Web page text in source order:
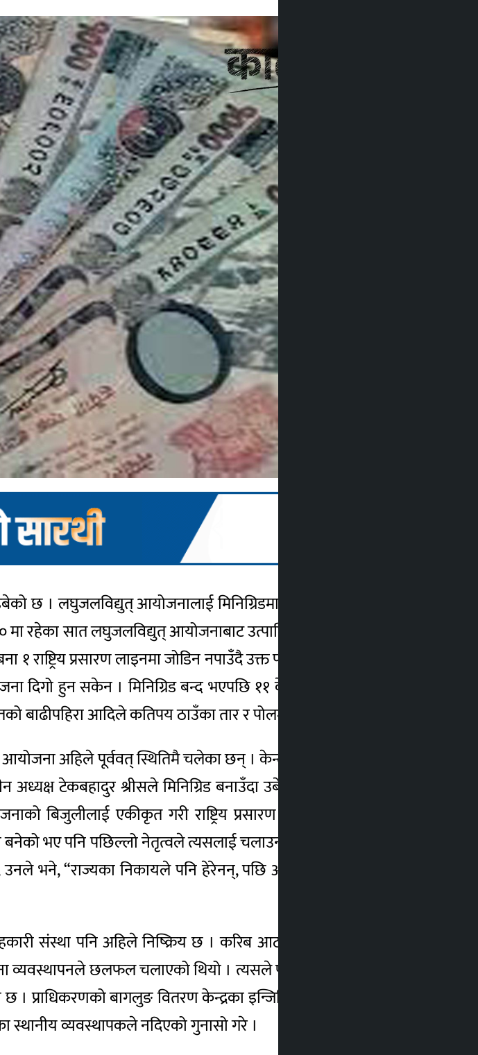
छ । लघुजलविद्युत् आयोजनालाई मिनिग्रिडमार्फत राष्ट्रिय प्रसारण लाइनमा
मा रहेका सात लघुजलविद्युत् आयोजनाबाट उत्पादित बिजुलीलाई एकै ठाउँबाट
१ राष्ट्रिय प्रसारण लाइनमा जोडिन नपाउँदै उक्त परियोजना अलपत्र परेको छ ।
दिगो हुन सकेन । मिनिग्रिड बन्द भएपछि ११ केभिए विद्युत् प्रसारण लाइन,
बाढीपहिरा आदिले कतिपय ठाउँका तार र पोलमा क्षति पुगेको छ ।
अहिले पूर्ववत् स्थितिमै चलेका छन् । केन्द्रीय विद्युतीकरण भएपछि ती
टेकबहादुर श्रीसले मिनिग्रिड बनाउँदा उबेला झण्डै रु. डेढ करोड खर्च
बिजुलीलाई एकीकृत गरी राष्ट्रिय प्रसारण लाइनमा जोड्ने लक्ष्यसहित
बनेको भए पनि पछिल्लो नेतृत्वले त्यसलाई चलाउन नसकेको बताए । “नेतृत्वले
भने, “राज्यका निकायले पनि हेरेनन्, पछि अस्तव्यस्त भएर परियोजना नै
संस्था पनि अहिले निष्क्रिय छ । करिब आठ किमि दूरीको मिनिग्रिडलाई
व्यवस्थापनले छलफल चलाएको थियो । त्यसले पनि सार्थकता पाएन । अहिले
। प्राधिकरणको बागलुङ वितरण केन्द्रका इन्जिनियर प्रकाश काफ्लेले विद्युत्
स्थानीय व्यवस्थापकले नदिएको गुनासो गरे ।